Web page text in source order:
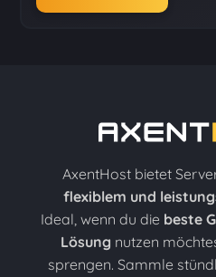
AxentHost bietet
flexiblem und
Ideal, wenn du die beste
Lösung nutzen
sprengen. Sammle